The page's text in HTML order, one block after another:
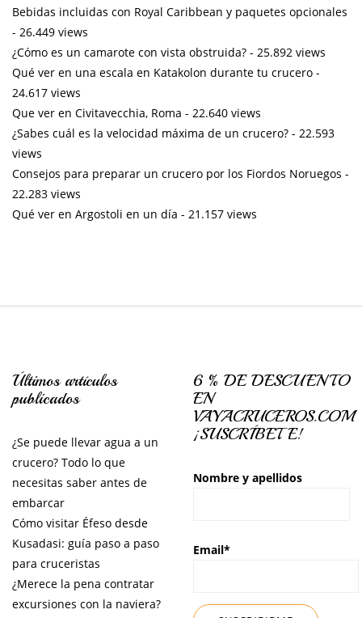
Bebidas incluidas con Royal Caribbean y paquetes opcionales
- 26.449 views
¿Cómo es un camarote con vista obstruida? - 25.892 views
Qué ver en una escala en Katakolon durante tu crucero -
24.617 views
Que ver en Civitavecchia, Roma - 22.640 views
¿Sabes cuál es la velocidad máxima de un crucero? - 22.593
views
Consejos para preparar un crucero por los Fiordos Noruegos -
22.283 views
Qué ver en Argostoli en un día - 21.157 views
Últimos artículos
publicados
¿Se puede llevar agua a un
crucero? Todo lo que
necesitas saber antes de
embarcar
Cómo visitar Éfeso desde
Kusadasi: guía paso a paso
para cruceristas
¿Merece la pena contratar
excursiones con la naviera?
6 % DE DESCUENTO
EN
VAYACRUCEROS.COM
¡SUSCRÍBETE!
Nombre y apellidos
Email*